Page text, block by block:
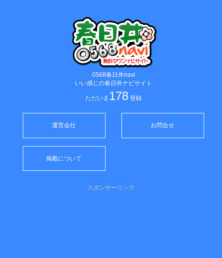
0568春日井navi
いい感じの春日井ナビサイト
ただいま 178 登録
運営会社 お問合せ
掲載について
スポンサーリンク